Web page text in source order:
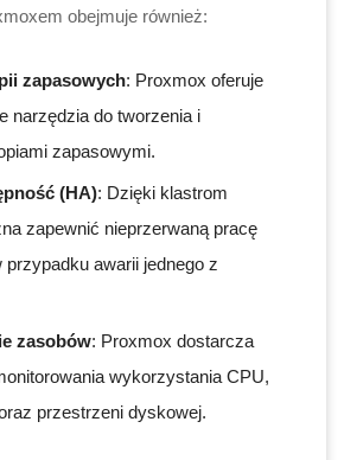
obejmuje również:
zapasowych: Proxmox oferuje
narzędzia do tworzenia i
zapasowymi.
(HA): Dzięki klastrom
zapewnić nieprzerwaną pracę
przypadku awarii jednego z
zasobów: Proxmox dostarcza
wykorzystania CPU,
przestrzeni dyskowej.